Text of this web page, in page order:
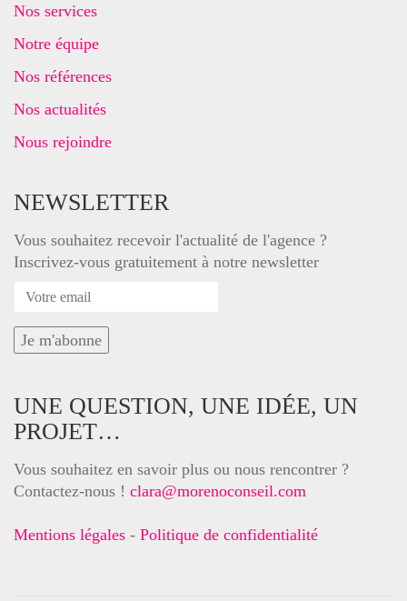
Nos services
Notre équipe
Nos références
Nos actualités
Nous rejoindre
NEWSLETTER
Vous souhaitez recevoir l'actualité de l'agence ?
Inscrivez-vous gratuitement à notre newsletter
UNE QUESTION, UNE IDÉE, UN
PROJET…
Vous souhaitez en savoir plus ou nous rencontrer ?
Contactez-nous ! clara@morenoconseil.com
Mentions légales - Politique de confidentialité